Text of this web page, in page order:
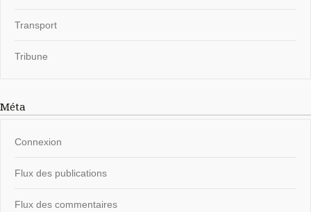
Transport
Tribune
Méta
Connexion
Flux des publications
Flux des commentaires